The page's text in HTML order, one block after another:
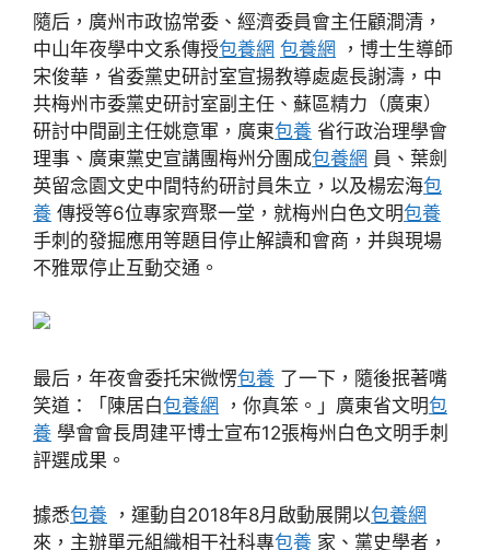
隨后，廣州市政協常委、經濟委員會主任顧澗清，
中山年夜學中文系傳授包養網 包養網 ，博士生導師
宋俊華，省委黨史研討室宣揚教導處處長謝濤，中
共梅州市委黨史研討室副主任、蘇區精力（廣東）
研討中間副主任姚意軍，廣東包養 省行政治理學會
理事、廣東黨史宣講團梅州分團成包養網 員、葉劍
英留念園文史中間特約研討員朱立，以及楊宏海包
養 傳授等6位專家齊聚一堂，就梅州白色文明包養
手刺的發掘應用等題目停止解讀和會商，并與現場
不雅眾停止互動交通。
最后，年夜會委托宋微愣包養 了一下，隨後抿著嘴
笑道：「陳居白包養網 ，你真笨。」廣東省文明包
養 學會會長周建平博士宣布12張梅州白色文明手刺
評選成果。
據悉包養 ，運動自2018年8月啟動展開以包養網
來，主辦單元組織相干社科專包養 家、黨史學者，